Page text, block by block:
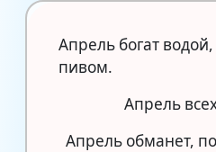
Апрель богат
пивом.
Апрель
Апрель обманет,